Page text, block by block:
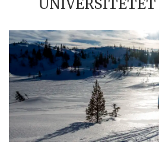
UNIVERSITETET